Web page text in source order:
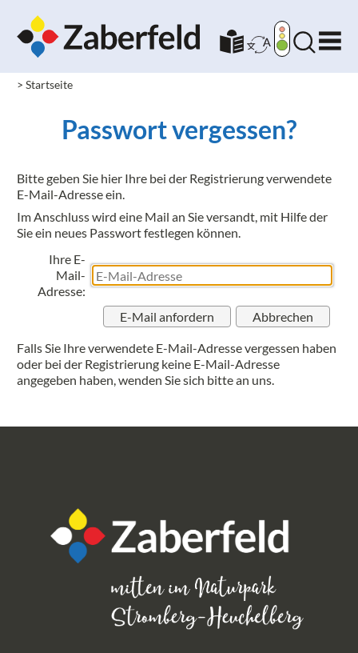
> Startseite
Passwort vergessen?
Bitte geben Sie hier Ihre bei der Registrierung verwendete
E-Mail-Adresse ein.
Im Anschluss wird eine Mail an Sie versandt, mit Hilfe der
Sie ein neues Passwort festlegen können.
Ihre E-
Mail-
Adresse:
Falls Sie Ihre verwendete E-Mail-Adresse vergessen haben
oder bei der Registrierung keine E-Mail-Adresse
angegeben haben, wenden Sie sich bitte an uns.